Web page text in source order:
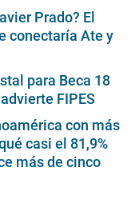
Prado? El
conectaría Ate y
para Beca 18
FIPES
con más
casi el 81,9%
más de cinco